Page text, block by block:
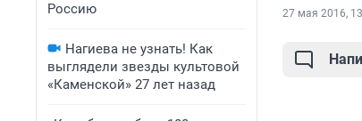
Россию
Нагиева не узнать! Как
выглядели звезды культовой
«Каменской» 27 лет назад
27 мая 2016,